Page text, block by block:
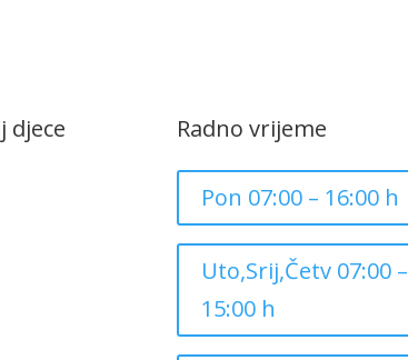
djece Radno vrijeme
Pon 07:00 – 16:00 h
Uto,Srij,Četv 07:00 –
15:00 h